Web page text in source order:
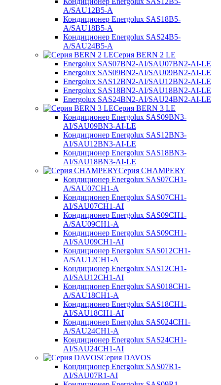
A/SAU12B5-A
Кондиционер Energolux SAS18B5-
A/SAU18B5-A
Кондиционер Energolux SAS24B5-
A/SAU24B5-A
Серия BERN 2 LE
Energolux SAS07BN2-AI/SAU07BN2-AI-LE
Energolux SAS09BN2-AI/SAU09BN2-AI-LE
Energolux SAS12BN2-AI/SAU12BN2-AI-LE
Energolux SAS18BN2-AI/SAU18BN2-AI-LE
Energolux SAS24BN2-AI/SAU24BN2-AI-LE
Серия BERN 3 LE
Кондиционер Energolux SAS09BN3-
AI/SAU09BN3-AI-LE
Кондиционер Energolux SAS12BN3-
AI/SAU12BN3-AI-LE
Кондиционер Energolux SAS18BN3-
AI/SAU18BN3-AI-LE
Серия CHAMPERY
Кондиционер Energolux SAS07CH1-
A/SAU07CH1-A
Кондиционер Energolux SAS07CH1-
AI/SAU07CH1-AI
Кондиционер Energolux SAS09CH1-
A/SAU09CH1-A
Кондиционер Energolux SAS09CH1-
AI/SAU09CH1-AI
Кондиционер Energolux SAS012CH1-
A/SAU12CH1-A
Кондиционер Energolux SAS12CH1-
AI/SAU12CH1-AI
Кондиционер Energolux SAS018CH1-
A/SAU18CH1-A
Кондиционер Energolux SAS18CH1-
AI/SAU18CH1-AI
Кондиционер Energolux SAS024CH1-
A/SAU24CH1-A
Кондиционер Energolux SAS24CH1-
AI/SAU24CH1-AI
Серия DAVOS
Кондиционер Energolux SAS07R1-
AI/SAU07R1-AI